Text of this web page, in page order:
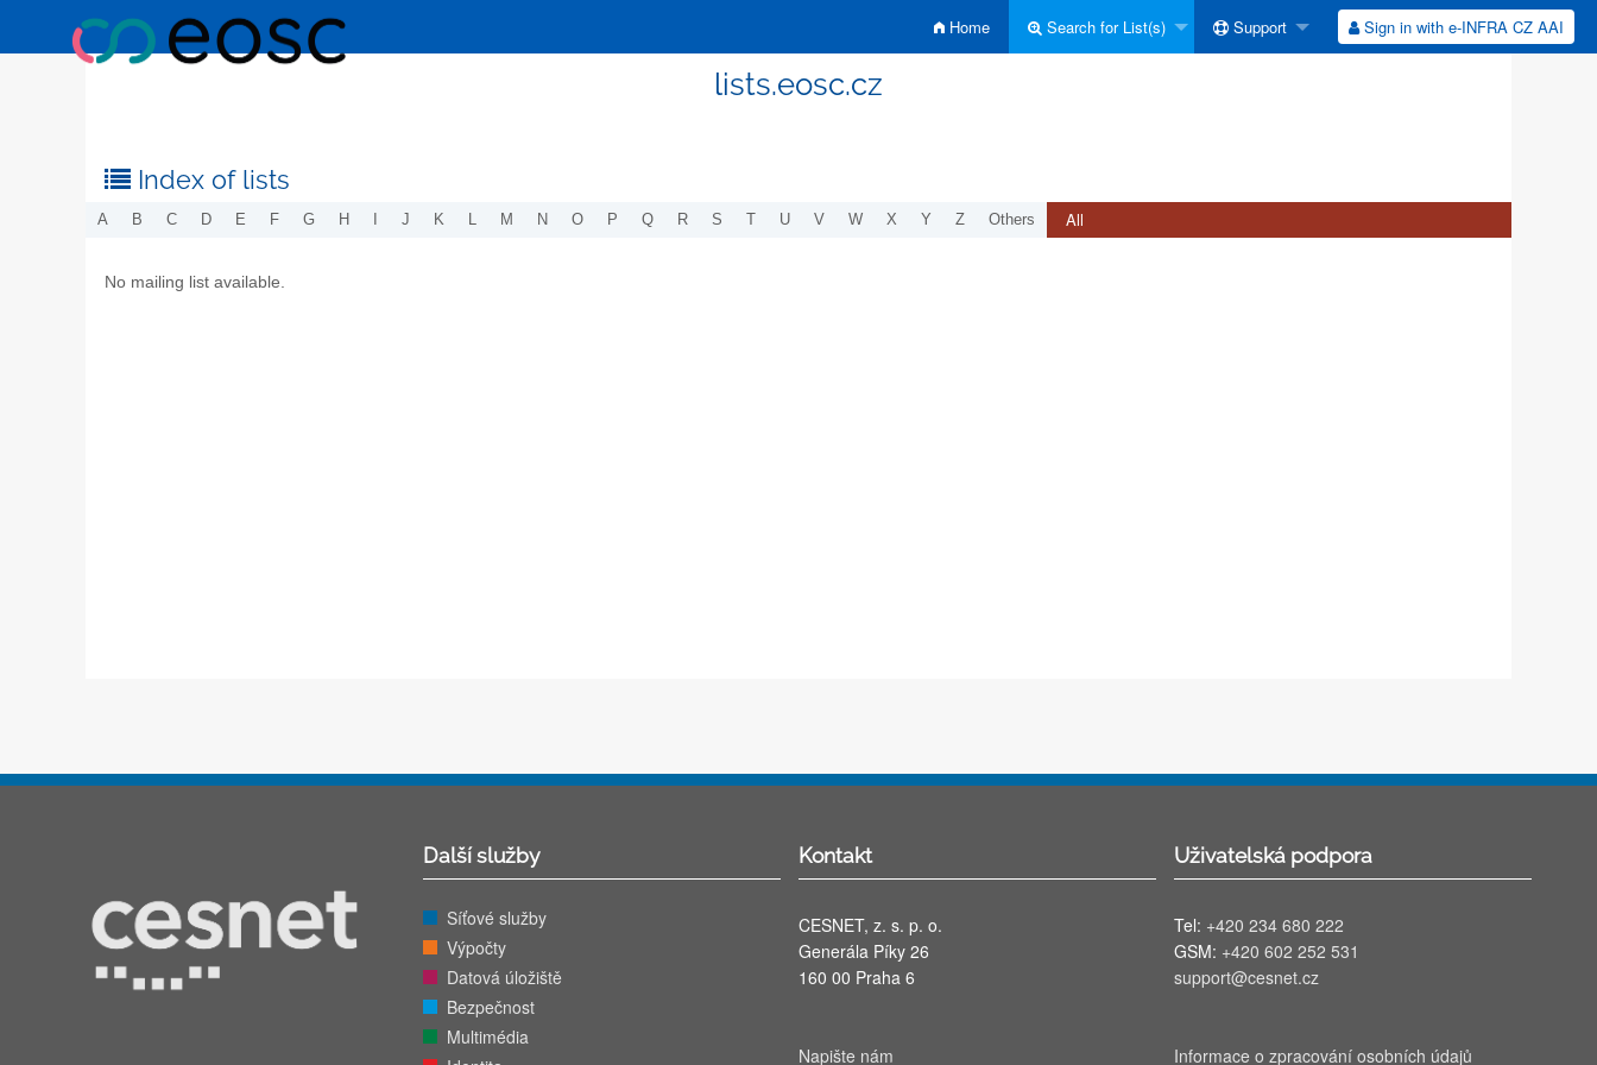
Home Search for List(s) Support Sign in with e-INFRA CZ AAI
lists.eosc.cz
Index of lists
A B C D E F G H J K L M N O P Q R S T U V W X Y Z Others All
No mailing list available.
Další služby
Síťové služby
Výpočty
Datová úložiště
Bezpečnost
Multimédia
Kontakt
CESNET, z. s. p. o.
Generála Píky 26
160 00 Praha 6
Napište nám
Uživatelská podpora
Tel: +420 234 680 222
GSM: +420 602 252 531
support@cesnet.cz
Informace o zpracování osobních údajů